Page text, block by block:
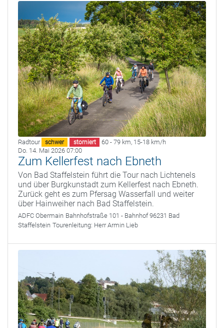
Radtour schwer storniert 60 - 79 km, 15-18 km/h
Do. 14. Mai 2026 07:00
Zum Kellerfest nach Ebneth
Von Bad Staffelstein führt die Tour nach Lichtenels
und über Burgkunstadt zum Kellerfest nach Ebneth.
Zurück geht es zum Pfersag Wasserfall und weiter
über Hainweiher nach Bad Staffelstein.
ADFC Obermain Bahnhofstraße 101 - Bahnhof 96231 Bad
Staffelstein Tourenleitung: Herr Armin Lieb